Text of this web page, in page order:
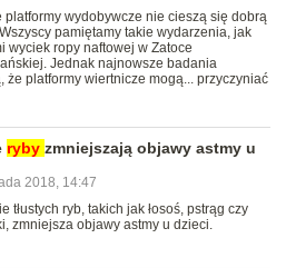
platformy wydobywcze nie cieszą się dobrą
pamiętamy takie wydarzenia, jak
wyciek ropy naftowej w Zatoce
Jednak najnowsze badania
platformy wiertnicze mogą... przyczyniać
ryby zmniejszają objawy astmy u
2018, 14:47
tłustych ryb, takich jak łosoś, pstrąg czy
zmniejsza objawy astmy u dzieci.